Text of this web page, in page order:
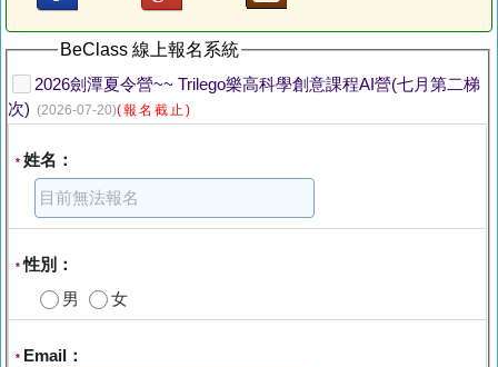
BeClass 線上報名系統
2026劍潭夏令營~~ Trilego樂高科學創意課程AI營(七月第二梯
次) (2026-07-20)(報名截止)
* 姓名：
*性別：
男
女
* Email：